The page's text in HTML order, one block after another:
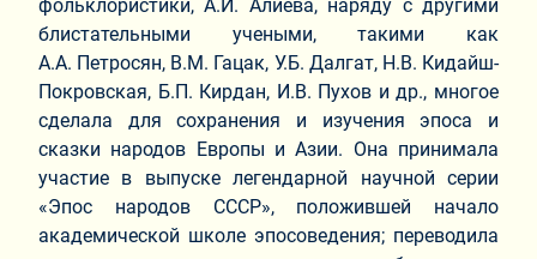
фольклористики, А.И. Алиева, наряду с другими
блистательными учеными, такими как
А.А. Петросян, В.М. Гацак, У.Б. Далгат, Н.В. Кидайш-
Покровская, Б.П. Кирдан, И.В. Пухов и др., многое
сделала для сохранения и изучения эпоса и
сказки народов Европы и Азии. Она принимала
участие в выпуске легендарной научной серии
«Эпос народов СССР», положившей начало
академической школе эпосоведения; переводила